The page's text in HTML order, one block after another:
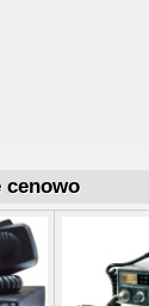
cenowo